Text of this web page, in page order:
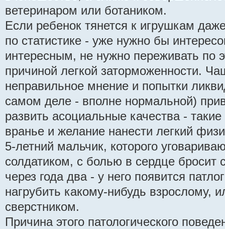
ветеринаром или ботаником.
Если ребенок тянется к игрушкам
по статистике - уже нужно бы
интересным, не нужно переживать по
причиной легкой заторможенности.
неправильное мнение и попытки
самом деле - вполне нормальной)
развить асоциальные качества - такие
вранье и желание нанести легкий
5-летний мальчик, которого
солдатиком, с болью в сердце бросит
через года два - у него появится
нагрубить какому-нибудь взрослому,
сверстником.
Причина этого патологического